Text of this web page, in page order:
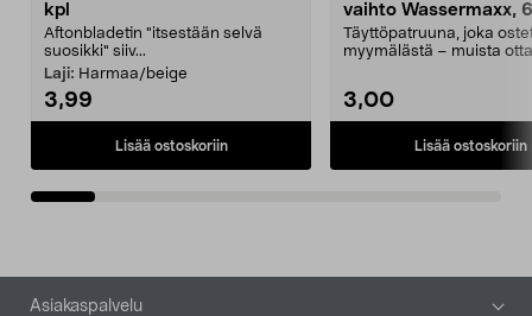
kpl
Aftonbladetin "itsestään selvä
suosikki" siiv...
Laji: Harmaa/beige
3,99
Lisää ostoskoriin
vaihto Wassermaxx,
Täyttöpatruuna, joka
myymälästä – muista
3,00
Lisää ostoskoriin
Alatunniste
Asiakaspalvelu